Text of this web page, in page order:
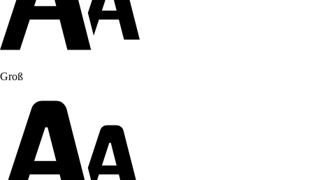
Groß